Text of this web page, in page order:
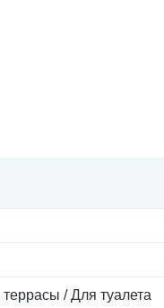
/ Для туалета